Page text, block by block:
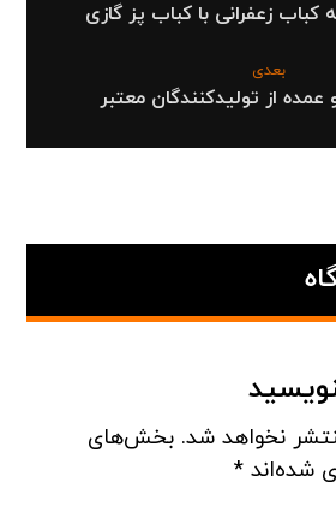
زعفرانی با کباب پز گازی
بعدی
عمده از تولیدکنندگان معتبر
نخواهد شد. بخش‌های
شده‌اند*